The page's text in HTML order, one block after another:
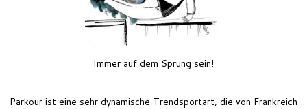
Feriencamp
Jobs
Kontakt
Immer auf dem Sprung sein!
Parkour ist eine sehr dynamische Trendsportart, die von Frankreich